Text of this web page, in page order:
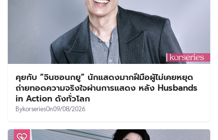
คุยกับ “จินซอนกยู” นักแสดงมากฝีมือผู้ไม่เคยหยุด
ถ่ายทอดความจริงใจผ่านการแสดง หลัง Husbands
in Action ดังทั่วโลก
BykorseriesOn09/08/2026